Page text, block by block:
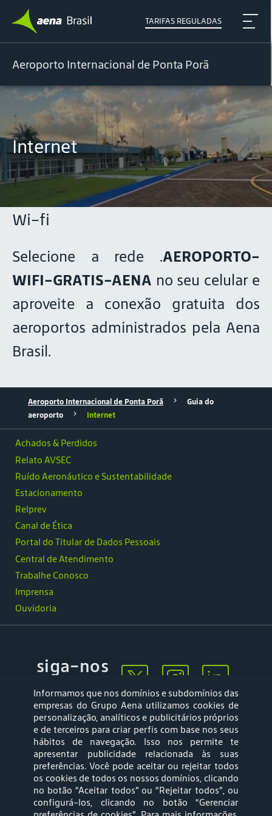
TARIFAS REGULADAS
Aeroporto Internacional de Ponta Porã
Internet
Wi-fi
Selecione a rede .AEROPORTO-
WIFI-GRATIS-AENA no seu celular e
aproveite a conexão gratuita dos
aeroportos administrados pela Aena
Brasil.
Aeroporto Internacional de Ponta Porã
Guia do
aeroporto
Internet
Ouvidoria
Achados & Perdidos
Relato AVSEC
Ruído Aeronáutico e Sustentabilidade
Estacionamento
Relprev
Canal de Ética
Portal do Titular de Dados Pessoais
Central de Atendimento
Trabalhe Conosco
Imprensa
siga-nos
Mapa web
Política de
Privacidade
Política de Cookies
Termos e Condições
Informamos que nos domínios e subdomínios das
empresas do Grupo Aena utilizamos cookies de
personalização, analíticos e publicitários próprios
e de terceiros para criar perfis com base nos seus
hábitos de navegação. Isso nos permite te
apresentar publicidade relacionada às suas
preferências. Você pode aceitar ou rejeitar todos
os cookies de todos os nossos domínios, clicando
no botão “Aceitar todos” ou “Rejeitar todos”, ou
configurá-los, clicando no botão “Gerenciar